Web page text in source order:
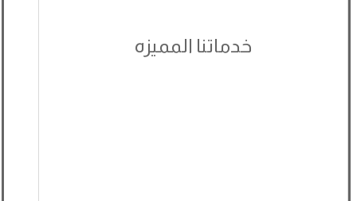
خدماتنا المميزه